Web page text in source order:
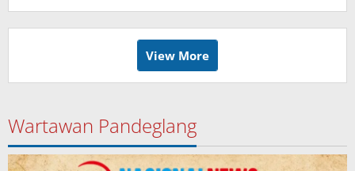
View More
Wartawan Pandeglang